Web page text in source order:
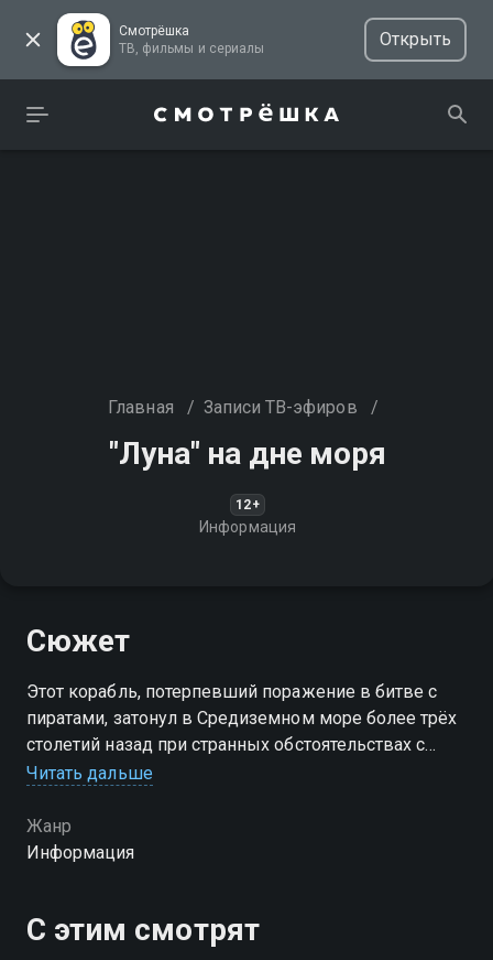
Смотрёшка
ТВ, фильмы и сериалы
Открыть
Главная / Записи ТВ-эфиров /
"Луна" на дне моря
12+
Информация
Сюжет
Этот корабль, потерпевший поражение в битве с
пиратами, затонул в Средиземном море более трёх
столетий назад при странных обстоятельствах с
почти тысячей человек на борту
Читать дальше
Жанр
Информация
С этим смотрят